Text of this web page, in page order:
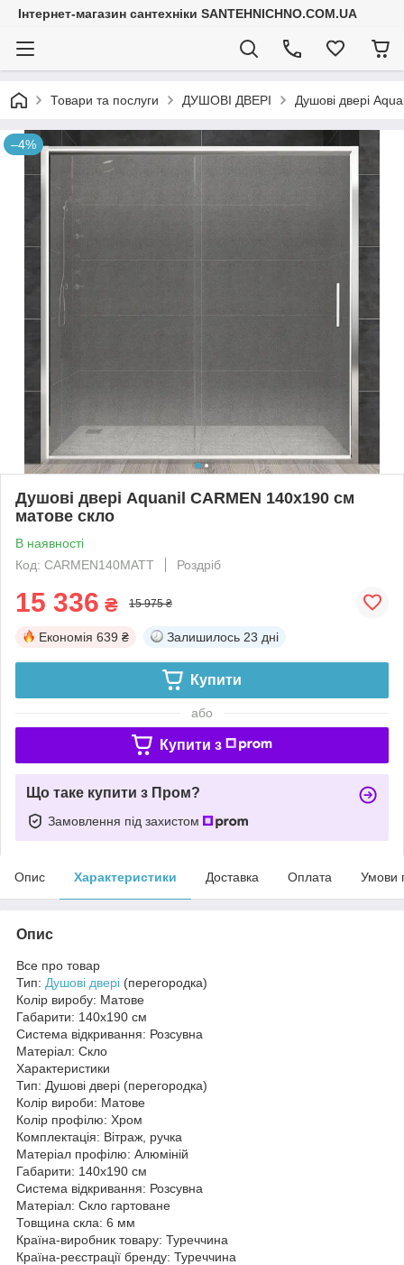
Інтернет-магазин сантехніки SANTEHNICHNO.COM.UA
Товари та послуги ДУШОВІ ДВЕРІ Душові двері
–4%
Душові двері Aquanil CARMEN 140х190 см
матове скло
В наявності
Код: CARMEN140MATT
Роздріб
15 336 ₴ 15 975 ₴
Економія 639 ₴ Залишилось 23 дні
Купити
або
Купити з
Що таке купити з Пром?
Замовлення під захистом
Опис Характеристики Доставка Оплата Умови
Опис
Все про товар
Тип: Душові двері (перегородка)
Колір виробу: Матове
Габарити: 140х190 см
Система відкривання: Розсувна
Матеріал: Скло
Характеристики
Тип: Душові двері (перегородка)
Колір вироби: Матове
Колір профілю: Хром
Комплектація: Вітраж, ручка
Матеріал профілю: Алюміній
Габарити: 140х190 см
Система відкривання: Розсувна
Матеріал: Скло гартоване
Товщина скла: 6 мм
Країна-виробник товару: Туреччина
Країна-реєстрації бренду: Туреччина